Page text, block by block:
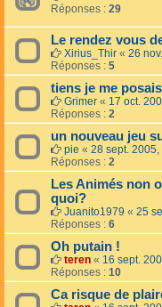
Réponses : 29
Le rendez vous
Xirius_Thir « 26
Réponses : 5
tiens je me
Grimer « 17 oct.
Réponses : 2
un nouveau jeu
pie « 28 sept. 2005,
Réponses : 2
Les Animés non
quoi?
Juanito1979 « 25
Réponses : 6
Oh putain !
teren « 16 sept.
Réponses : 10
Ca risque de